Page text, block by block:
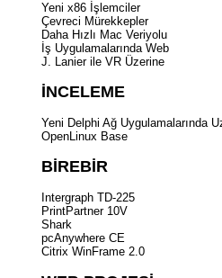
Yeni x86 İşlemciler
Çevreci Mürekkepler
Daha Hızlı Mac Veriyolu
İş Uygulamalarında Web
J. Lanier ile VR Üzerine
İNCELEME
Yeni Delphi Ağ Uygulamalarında
OpenLinux Base
BİREBİR
Intergraph TD-225
PrintPartner 10V
Shark
pcAnywhere CE
Citrix WinFrame 2.0